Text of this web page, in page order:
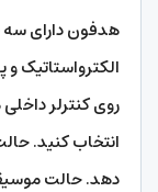
هدفون دارای سه
الکترواستاتیک و
روی کنترلر
دهد. حالت